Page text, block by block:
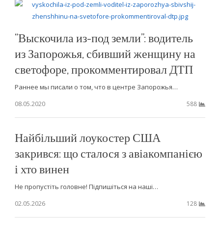
“Выскочила из-под земли”: водитель
из Запорожья, сбивший женщину на
светофоре, прокомментировал ДТП
Раннее мы писали о том, что в центре Запорожья…
08.05.2020
588
Найбільший лоукостер США
закрився: що сталося з авіакомпанією
і хто винен
Не пропустіть головне! Підпишіться на наші…
02.05.2026
128